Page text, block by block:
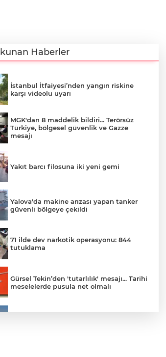
Haberler
İstanbul İtfaiyesi’nden yangın riskine
karşı videolu uyarı
MGK'dan 8 maddelik bildiri... Terörsüz
Türkiye, bölgesel güvenlik ve Gazze
mesajı
Yakıt barcı filosuna iki yeni gemi
Yalova'da makine arızası yapan tanker
güvenli bölgeye çekildi
71 ilde dev narkotik operasyonu: 844
tutuklama
Gürsel Tekin’den 'tutarlılık' mesajı... Tarihi
meselelerde pusula net olmalı